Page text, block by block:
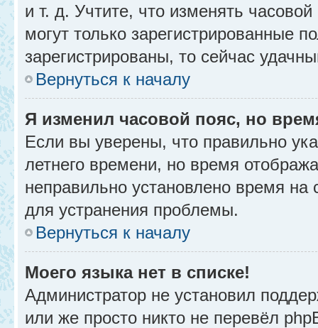
и т. д. Учтите, что изменять
могут только зарегистрированные
зарегистрированы, то сейчас
Вернуться к началу
Я изменил часовой пояс, но
Если вы уверены, что правильно
летнего времени, но время
неправильно установлено время
для устранения проблемы.
Вернуться к началу
Моего языка нет в списке!
Администратор не установил
или же просто никто не перевёл